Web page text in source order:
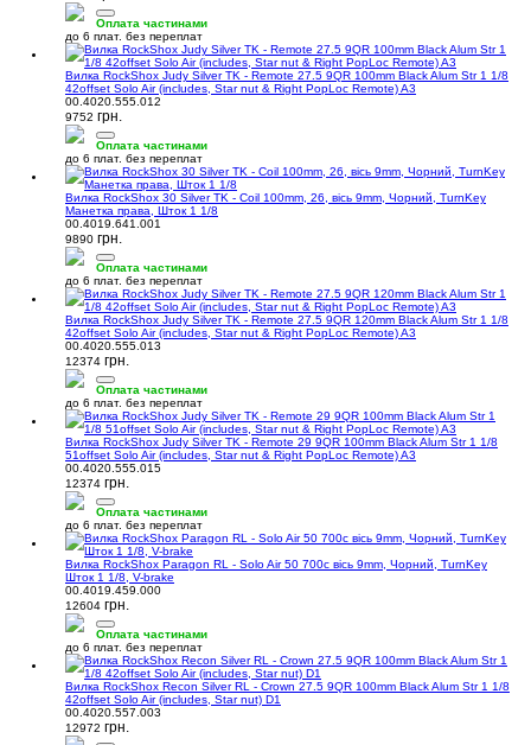
Оплата частинами
до 6 плат. без переплат
Вилка RockShox Judy Silver TK - Remote 27.5 9QR 100mm Black Alum Str 1 1/8
42offset Solo Air (includes, Star nut & Right PopLoc Remote) A3
00.4020.555.012
9752 грн.
Оплата частинами
до 6 плат. без переплат
Вилка RockShox 30 Silver TK - Coil 100mm, 26, вісь 9mm, Чорний, TurnKey
Манетка права, Шток 1 1/8
00.4019.641.001
9890 грн.
Оплата частинами
до 6 плат. без переплат
Вилка RockShox Judy Silver TK - Remote 27.5 9QR 120mm Black Alum Str 1 1/8
42offset Solo Air (includes, Star nut & Right PopLoc Remote) A3
00.4020.555.013
12374 грн.
Оплата частинами
до 6 плат. без переплат
Вилка RockShox Judy Silver TK - Remote 29 9QR 100mm Black Alum Str 1 1/8
51offset Solo Air (includes, Star nut & Right PopLoc Remote) A3
00.4020.555.015
12374 грн.
Оплата частинами
до 6 плат. без переплат
Вилка RockShox Paragon RL - Solo Air 50 700c вісь 9mm, Чорний, TurnKey
Шток 1 1/8, V-brake
00.4019.459.000
12604 грн.
Оплата частинами
до 6 плат. без переплат
Вилка RockShox Recon Silver RL - Crown 27.5 9QR 100mm Black Alum Str 1 1/8
42offset Solo Air (includes, Star nut) D1
00.4020.557.003
12972 грн.